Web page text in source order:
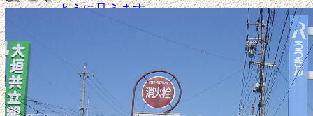
ように見えます。